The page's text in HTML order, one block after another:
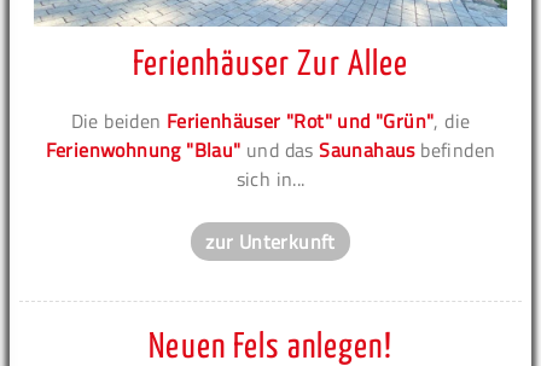
Ferienhäuser Zur Allee
Die beiden Ferienhäuser "Rot" und "Grün", die
Ferienwohnung "Blau" und dasSaunahausbefinden
sich in...
zur Unterkunft
Neuen Fels anlegen!